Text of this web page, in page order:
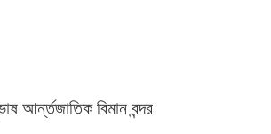
আর্ন্তজাতিক বিমান বন্দর